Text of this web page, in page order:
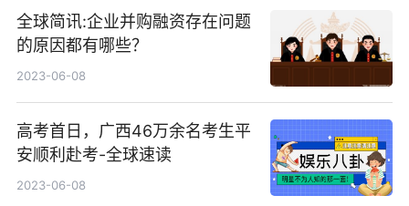
全球简讯:企业并购融资存在问题
的原因都有哪些？
2023-06-08
高考首日，广西46万余名考生平
安顺利赴考-全球速读
2023-06-08